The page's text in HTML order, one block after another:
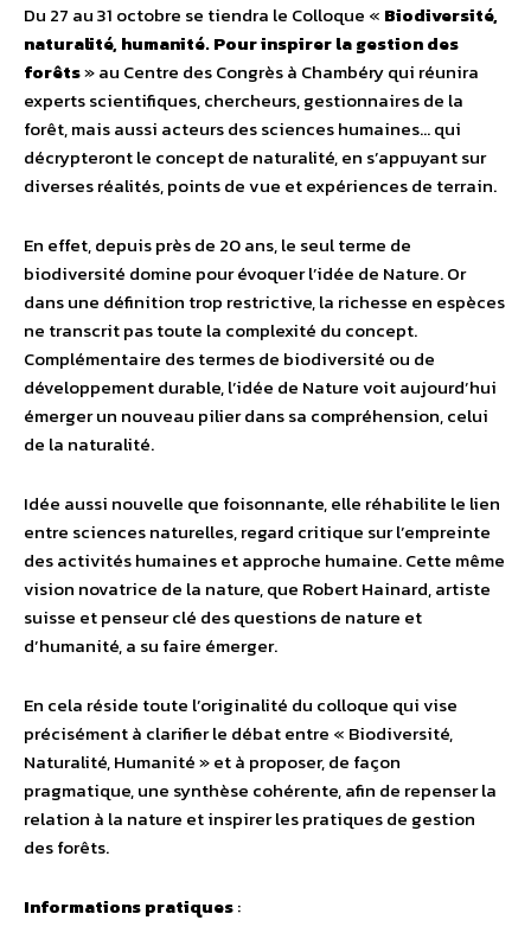
Du 27 au 31 octobre se tiendra le Colloque « Biodiversité,
naturalité, humanité. Pour inspirer la gestion des
forêts» au Centre des Congrès à Chambéry qui réunira
experts scientifiques, chercheurs, gestionnaires de la
forêt, mais aussi acteurs des sciences humaines… qui
décrypteront le concept de naturalité, en s’appuyant sur
diverses réalités, points de vue et expériences de terrain.
En effet, depuis près de 20 ans, le seul terme de
biodiversité domine pour évoquer l’idée de Nature. Or
dans une définition trop restrictive, la richesse en espèces
ne transcrit pas toute la complexité du concept.
Complémentaire des termes de biodiversité ou de
développement durable, l’idée de Nature voit aujourd’hui
émerger un nouveau pilier dans sa compréhension, celui
de la naturalité.
Idée aussi nouvelle que foisonnante, elle réhabilite le lien
entre sciences naturelles, regard critique sur l’empreinte
des activités humaines et approche humaine. Cette même
vision novatrice de la nature, que Robert Hainard, artiste
suisse et penseur clé des questions de nature et
d’humanité, a su faire émerger.
En cela réside toute l’originalité du colloque qui vise
précisément à clarifier le débat entre « Biodiversité,
Naturalité, Humanité » et à proposer, de façon
pragmatique, une synthèse cohérente, afin de repenser la
relation à la nature et inspirer les pratiques de gestion
des forêts.
Informations pratiques: